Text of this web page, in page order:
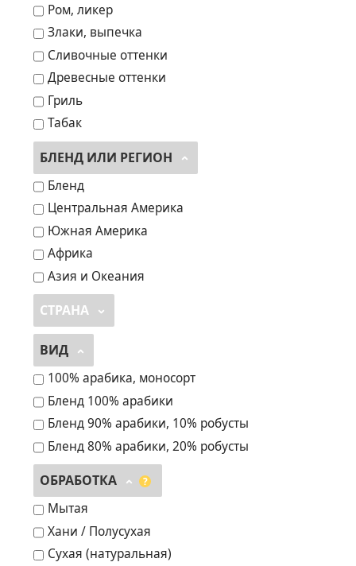
Ром, ликер
Злаки, выпечка
Сливочные оттенки
Древесные оттенки
Гриль
Табак
БЛЕНД ИЛИ РЕГИОН
Бленд
Центральная Америка
Южная Америка
Африка
Азия и Океания
СТРАНА
ВИД
100% арабика, моносорт
Бленд 100% арабики
Бленд 90% арабики, 10% робусты
Бленд 80% арабики, 20% робусты
ОБРАБОТКА ?
Мытая
Хани / Полусухая
Сухая (натуральная)